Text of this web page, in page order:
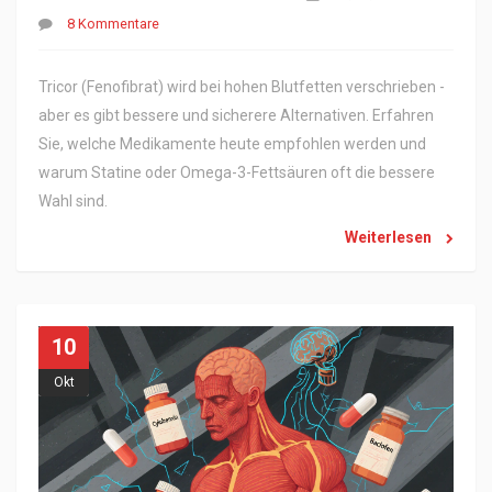
8 Kommentare
Tricor (Fenofibrat) wird bei hohen Blutfetten verschrieben -
aber es gibt bessere und sicherere Alternativen. Erfahren
Sie, welche Medikamente heute empfohlen werden und
warum Statine oder Omega-3-Fettsäuren oft die bessere
Wahl sind.
Weiterlesen
10
Okt